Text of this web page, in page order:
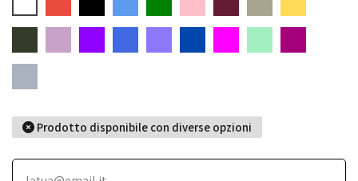
Prodotto disponibile con diverse opzioni